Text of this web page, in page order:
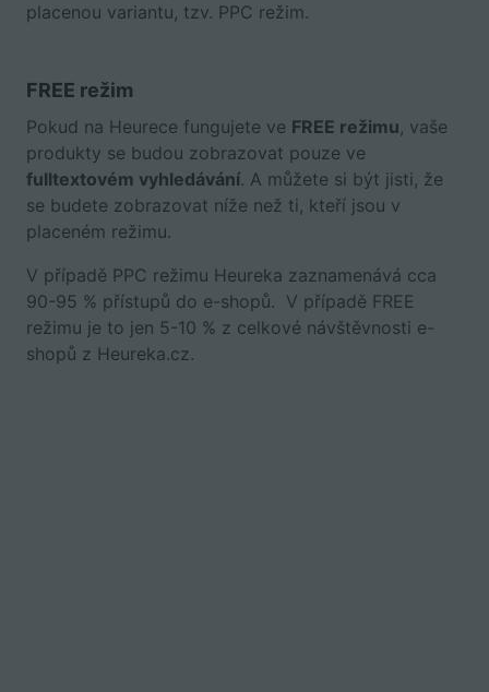
placenou variantu, tzv. PPC režim.
FREE režim
Pokud na Heurece fungujete ve FREE režimu, vaše
produkty se budou zobrazovat pouze ve
fulltextovém vyhledávání. A můžete si být jisti, že
se budete zobrazovat níže než ti, kteří jsou v
placeném režimu.
V případě PPC režimu Heureka zaznamenává cca
90-95 % přístupů do e-shopů. V případě FREE
režimu je to jen 5-10 % z celkové návštěvnosti e-
shopů z Heureka.cz.